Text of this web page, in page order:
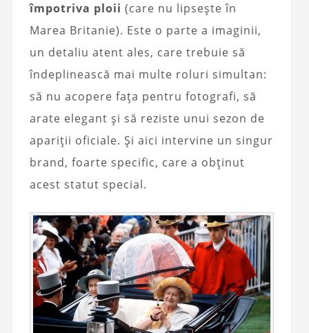
împotriva ploii (care nu lipsește în
Marea Britanie). Este o parte a imaginii,
un detaliu atent ales, care trebuie să
îndeplinească mai multe roluri simultan:
să nu acopere fața pentru fotografi, să
arate elegant și să reziste unui sezon de
apariții oficiale. Și aici intervine un singur
brand, foarte specific, care a obținut
acest statut special.